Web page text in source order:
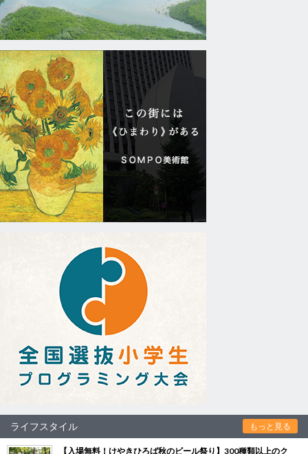
ライフスタイル もっと見る
【入場無料！けやきひろば秋のビール祭り】300種類以上のク